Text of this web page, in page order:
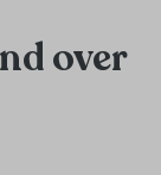
over